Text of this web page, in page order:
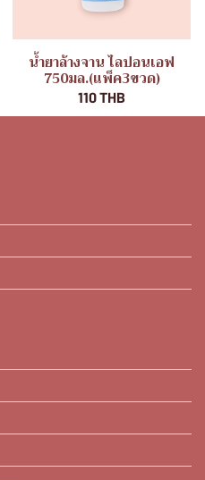
น้ำยาล้างจาน ไลปอนเอฟ
750มล.(แพ็ค3ขวด)
110 THB